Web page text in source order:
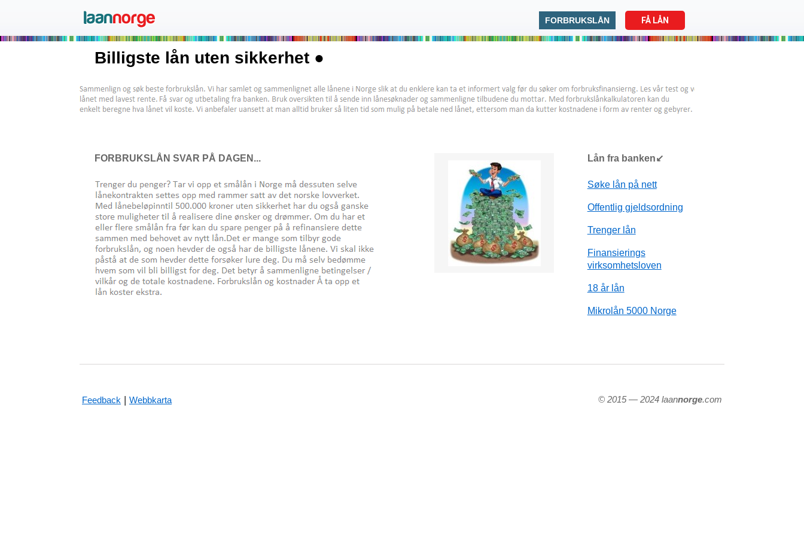
FORBRUKSLÅN FÅ LÅN
Billigste lån uten sikkerhet ●
FORBRUKSLÅN SVAR PÅ DAGEN... Lån fra banken↙
Søke lån på nett
Offentlig gjeldsordning
Trenger lån
Finansierings
virksomhetsloven
18 år lån
Mikrolån 5000 Norge
Feedback | Webbkarta © 2015 — 2024 laannorge.com